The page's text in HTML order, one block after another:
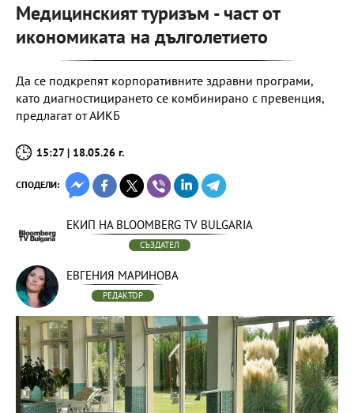
Медицинският туризъм - част от
икономиката на дълголетието
Да се подкрепят корпоративните здравни програми,
като диагностицирането се комбинирано с превенция,
предлагат от АИКБ
15:27 | 18.05.26 г.
СПОДЕЛИ:
ЕКИП НА BLOOMBERG TV BULGARIA
СЪЗДАТЕЛ
ЕВГЕНИЯ МАРИНОВА
РЕДАКТОР